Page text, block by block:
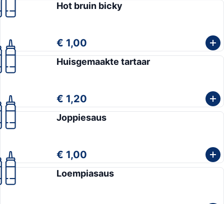
Hot bruin bicky
€ 1,00
Huisgemaakte tartaar
€ 1,20
Joppiesaus
€ 1,00
Loempiasaus